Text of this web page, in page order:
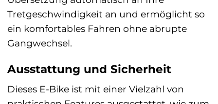
Tretgeschwindigkeit an und ermöglicht so
ein komfortables Fahren ohne abrupte
Gangwechsel.
Ausstattung und Sicherheit
Dieses E-Bike ist mit einer Vielzahl von